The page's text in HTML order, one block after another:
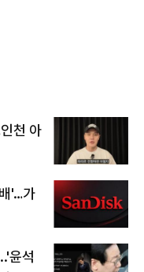
천 아
'…가
윤석